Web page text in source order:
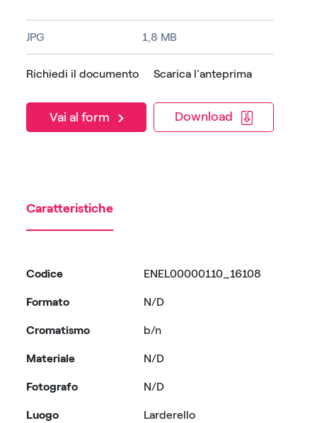
JPG 1,8 MB
Richiedi il documento
Vai al form
Scarica l'anteprima
Download
Caratteristiche
Codice
Formato
Cromatismo
Materiale
ENEL00000110_16108
N/D
b/n
N/D
Fotografo
Luogo
N/D
Larderello